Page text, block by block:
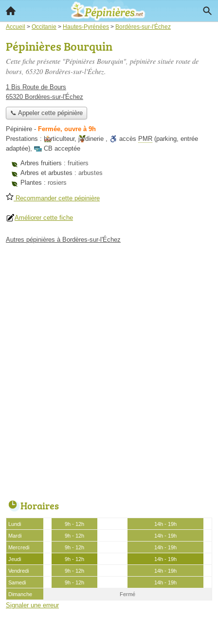
Accueil > Occitanie > Hautes-Pyrénées > Bordères-sur-l'Échez
Pépinières Bourquin
Cette fiche présente "Pépinières Bourquin", pépinière située route de
bours, 65320 Bordères-sur-l'Échez.
1 Bis Route de Bours
65320 Bordères-sur-l'Échez
📞 Appeler cette pépinière
Pépinière - Fermée, ouvre à 9h
Prestations : horticulteur, jardinerie , accès PMR (parking, entrée
adaptée),
CB acceptée
Arbres fruitiers : fruitiers
Arbres et arbustes : arbustes
Plantes : rosiers
Recommander cette pépinière
Améliorer cette fiche
Autres pépinières à Bordères-sur-l'Échez
Horaires
Lundi 9h - 12h
14h - 19h
Mardi
9h - 12h
14h - 19h
Mercredi
9h - 12h
14h - 19h
Jeudi
9h - 12h
14h - 19h
Vendredi
9h - 12h
14h - 19h
Samedi
9h - 12h
14h - 19h
Dimanche
Fermé
Signaler une erreur